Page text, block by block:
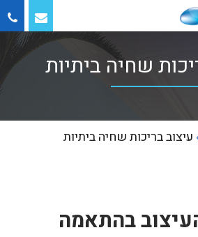
שחיה ביתיות
עיצוב בריכות שחיה ביתיות
בהתאמה